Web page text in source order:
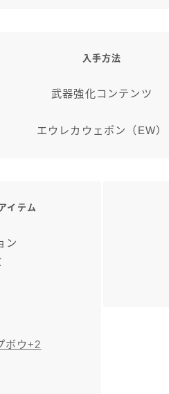
入手方法
武器強化コンテンツ
エウレカウェポン（EW）
イテム
ン
ボウ+2